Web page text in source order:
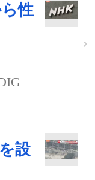
性
設